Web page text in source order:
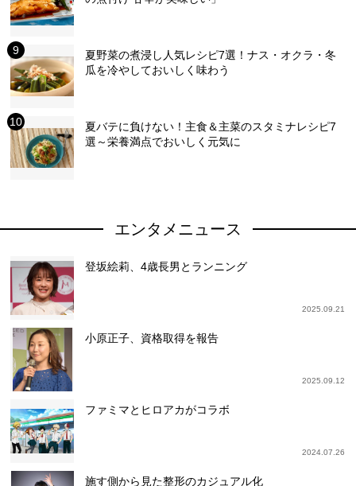
夏野菜の煮浸し人気レシピ7選！ナス・オクラ・冬
瓜を冷やしておいしく味わう
夏バテに負けない！主食＆主菜のスタミナレシピ7
選～栄養満点でおいしく元気に
エンタメニュース
登坂絵莉、4歳長男とランニング
2025.09.21
小原正子、資格取得を報告
2025.09.12
ファミマとヒロアカがコラボ
2024.07.26
施す側から見た整形のカジュアル化